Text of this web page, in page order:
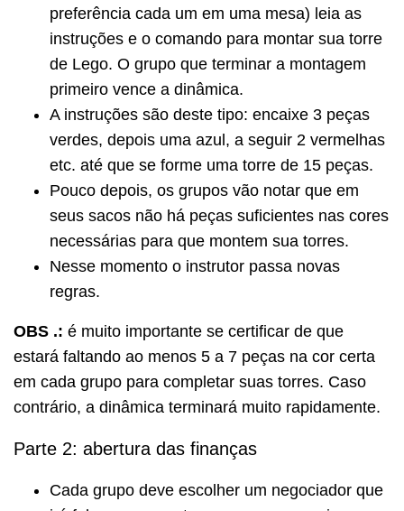
preferência cada um em uma mesa) leia as
instruções e o comando para montar sua torre
de Lego. O grupo que terminar a montagem
primeiro vence a dinâmica.
A instruções são deste tipo: encaixe 3 peças
verdes, depois uma azul, a seguir 2 vermelhas
etc. até que se forme uma torre de 15 peças.
Pouco depois, os grupos vão notar que em
seus sacos não há peças suficientes nas cores
necessárias para que montem sua torres.
Nesse momento o instrutor passa novas
regras.
OBS .: é muito importante se certificar de que
estará faltando ao menos 5 a 7 peças na cor certa
em cada grupo para completar suas torres. Caso
contrário, a dinâmica terminará muito rapidamente.
Parte 2: abertura das finanças
Cada grupo deve escolher um negociador que